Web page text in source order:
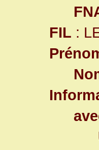
FIL :